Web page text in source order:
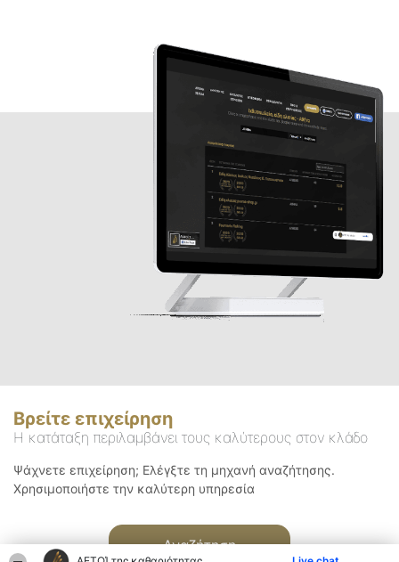
Βρείτε επιχείρηση
Η κατάταξη περιλαμβάνει τους καλύτερους στον κλάδο
Ψάχνετε επιχείρηση; Ελέγξτε τη μηχανή αναζήτησης.
Χρησιμοποιήστε την καλύτερη υπηρεσία
Αναζήτηση